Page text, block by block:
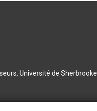
Université de Sherbrooke